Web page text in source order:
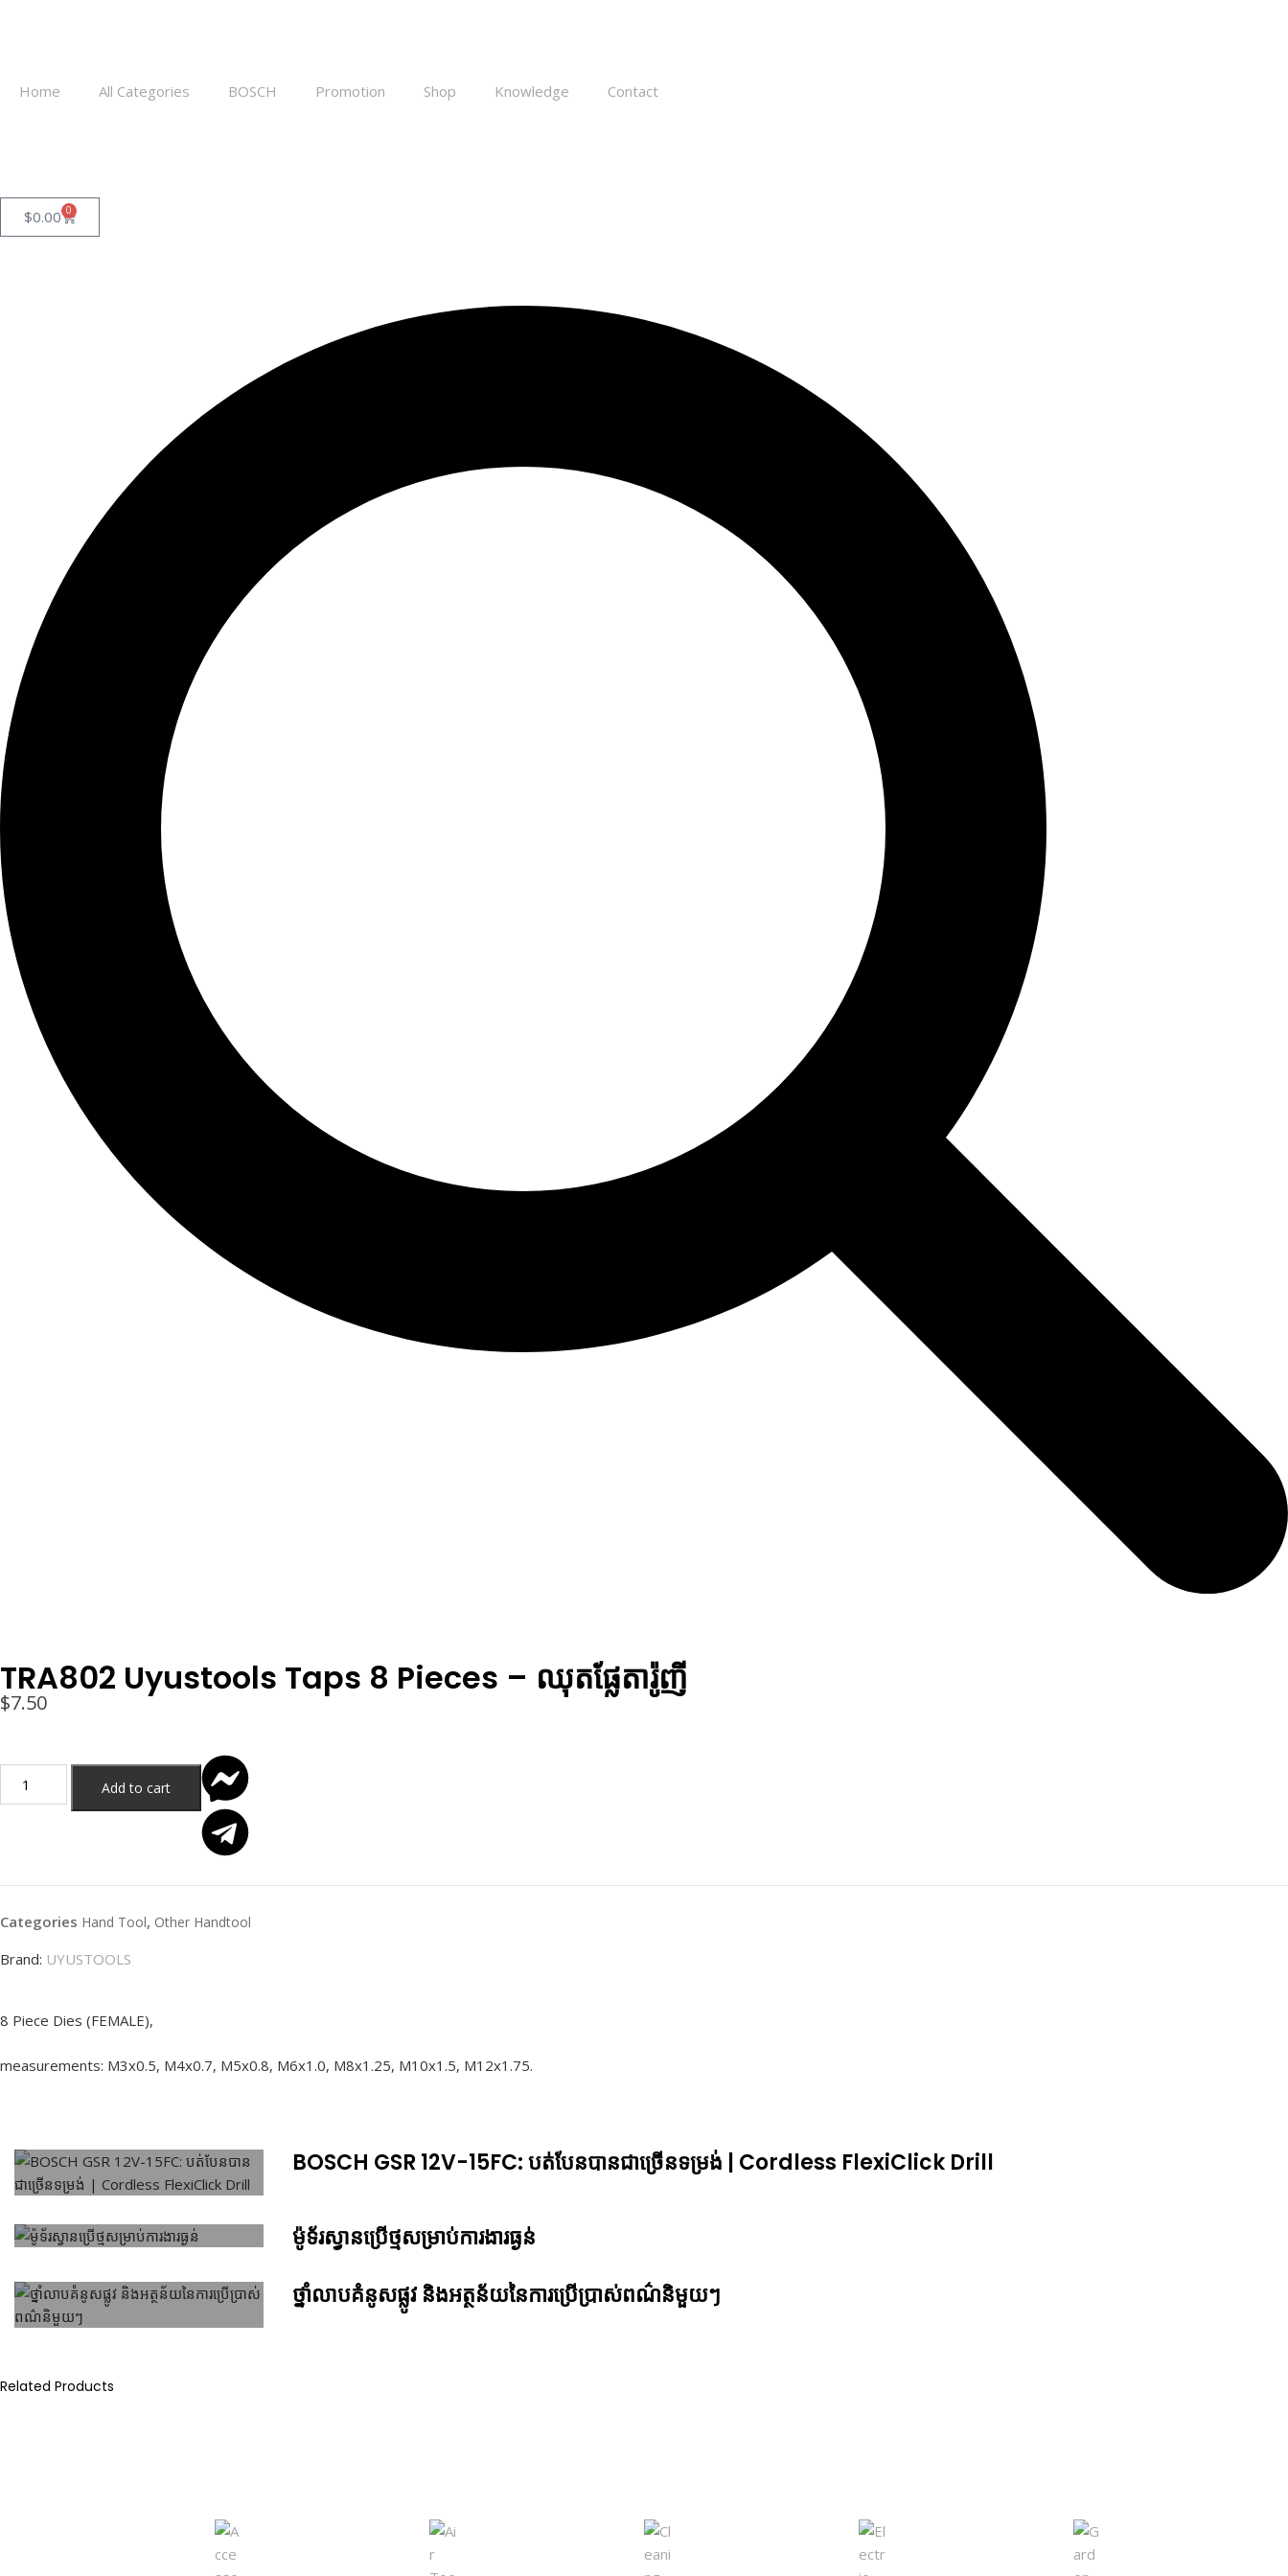
Home All Categories BOSCH Promotion Shop Knowledge Contact
$0.00 0
TRA802 Uyustools Taps 8 Pieces – ឈុតផ្លែតារ៉ូញី
$7.50
Add to cart
Categories Hand Tool, Other Handtool
Brand: UYUSTOOLS
8 Piece Dies (FEMALE),
measurements: M3x0.5, M4x0.7, M5x0.8, M6x1.0, M8x1.25, M10x1.5, M12x1.75.
BOSCH GSR 12V-15FC: បត់បែនបានជាច្រើ​នទម្រង់ | Cordless FlexiClick Drill
ម៉ូទ័រស្វានប្រើថ្មសម្រាប់ការងារធ្ងន់
ថ្នាំលាបគំនូសផ្លូវ និងអត្ថន័យនៃការប្រើប្រាស់ពណ៌និមួយៗ
Related Products